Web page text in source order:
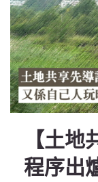
【土
程序出